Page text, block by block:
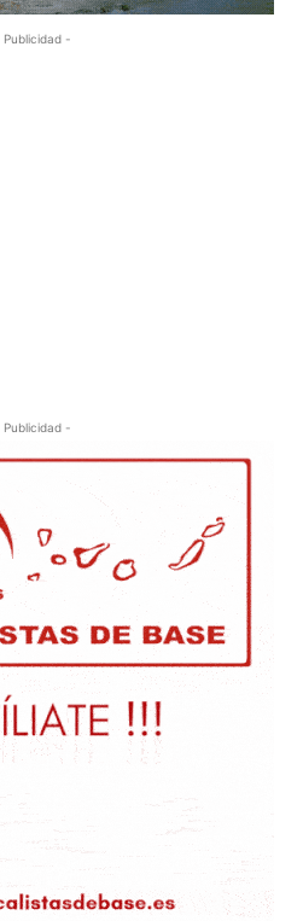
Publicidad -
Publicidad -